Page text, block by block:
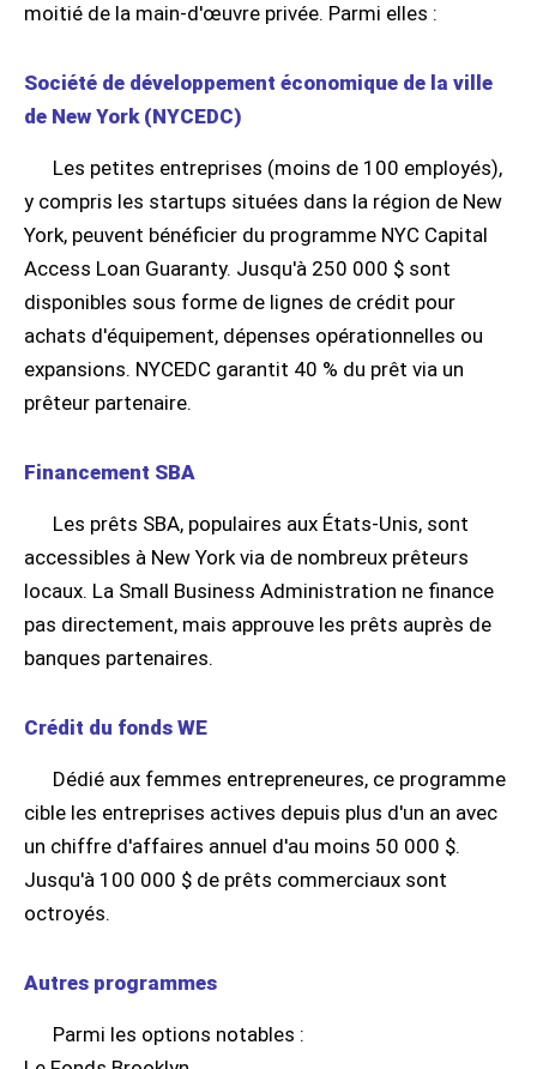
moitié de la main-d'œuvre privée. Parmi elles :
Société de développement économique de la ville
de New York (NYCEDC)
Les petites entreprises (moins de 100 employés),
y compris les startups situées dans la région de New
York, peuvent bénéficier du programme NYC Capital
Access Loan Guaranty. Jusqu'à 250 000 $ sont
disponibles sous forme de lignes de crédit pour
achats d'équipement, dépenses opérationnelles ou
expansions. NYCEDC garantit 40 % du prêt via un
prêteur partenaire.
Financement SBA
Les prêts SBA, populaires aux États-Unis, sont
accessibles à New York via de nombreux prêteurs
locaux. La Small Business Administration ne finance
pas directement, mais approuve les prêts auprès de
banques partenaires.
Crédit du fonds WE
Dédié aux femmes entrepreneures, ce programme
cible les entreprises actives depuis plus d'un an avec
un chiffre d'affaires annuel d'au moins 50 000 $.
Jusqu'à 100 000 $ de prêts commerciaux sont
octroyés.
Autres programmes
Parmi les options notables :